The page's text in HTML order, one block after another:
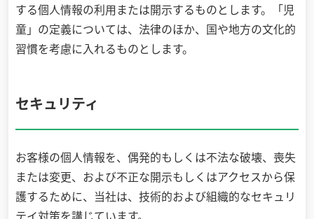
する個人情報の利用または開示するものとします。「児
童」の定義については、法律のほか、国や地方の文化的
習慣を考慮に入れるものとします。
セキュリティ
お客様の個人情報を、偶発的もしくは不法な破壊、喪失
または変更、および不正な開示もしくはアクセスから保
護するために、当社は、技術的および組織的なセキュリ
テイ対策を講じています。